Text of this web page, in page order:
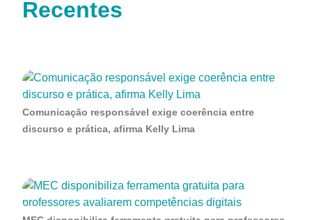
Recentes
Comunicação responsável exige coerência entre
discurso e prática, afirma Kelly Lima